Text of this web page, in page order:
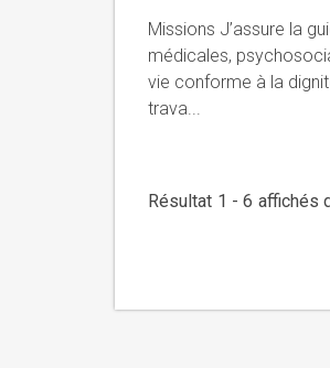
Missions J’assure la
médicales,
vie conforme à la
trava...
Résultat 1 - 6 affichés